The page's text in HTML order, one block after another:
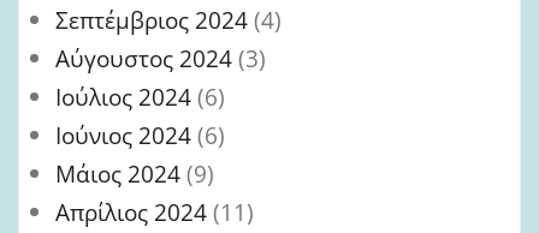
Σεπτέμβριος 2024(4)
Αύγουστος 2024(3)
Ιούλιος 2024(6)
Ιούνιος 2024(6)
Μάιος 2024(9)
Απρίλιος 2024(11)